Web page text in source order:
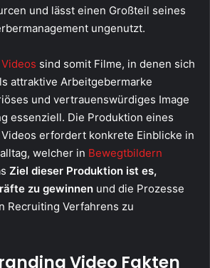
und lässt einen Großteil seines
ungenutzt.
sind somit Filme, in denen sich
attraktive Arbeitgebermarke
und vertrauenswürdiges Image
essenziell. Die Produktion eines
erfordert konkrete Einblicke in
welcher in Bewegtbildern
Ziel dieser Produktion ist es,
zu gewinnen und die Prozesse
Recruiting Verfahrens zu
Video Fakten